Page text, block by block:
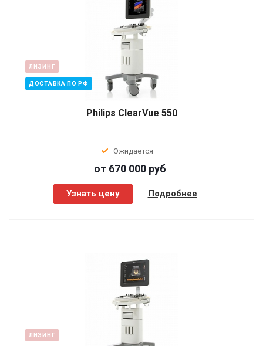
ЛИЗИНГ
ДОСТАВКА ПО РФ
Philips ClearVue 550
Ожидается
от 670 000 руб
Узнать цену Подробнее
ЛИЗИНГ